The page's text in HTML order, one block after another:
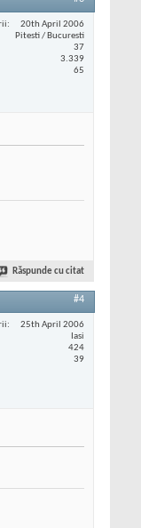
20th April 2006
Pitesti / Bucuresti
37
3.339
65
Răspunde cu citat
#4
25th April 2006
Iasi
424
39